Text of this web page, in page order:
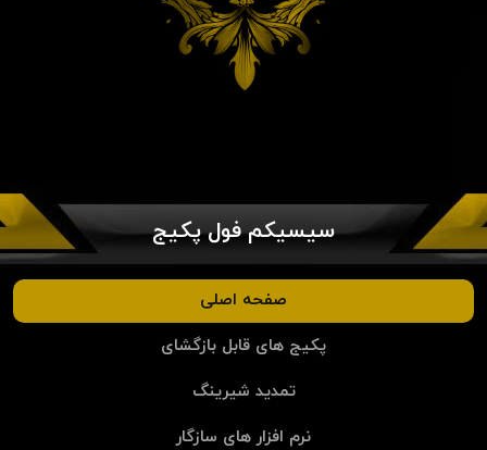
سیسیکم فول پکیج
صفحه اصلی
پکیج های قابل بازگشای
تمدید شیرینگ
نرم افزار های سازگار